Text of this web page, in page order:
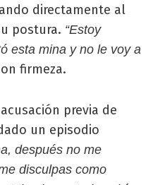
directamente al
postura. “Estoy
esta mina y no le voy a
firmeza.
previa de
un episodio
después no me
disculpas como